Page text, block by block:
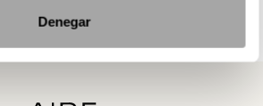
Denegar